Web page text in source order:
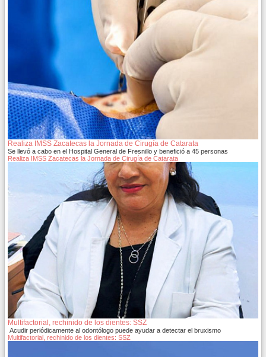
Realiza IMSS Zacatecas la Jornada de Cirugía de Catarata
Se llevó a cabo en el Hospital General de Fresnillo y benefició a 45 personas
Realiza IMSS Zacatecas la Jornada de Cirugía de Catarata
Multifactorial, rechinido de los dientes: SSZ
Acudir periódicamente al odontólogo puede ayudar a detectar el bruxismo
Multifactorial, rechinido de los dientes: SSZ